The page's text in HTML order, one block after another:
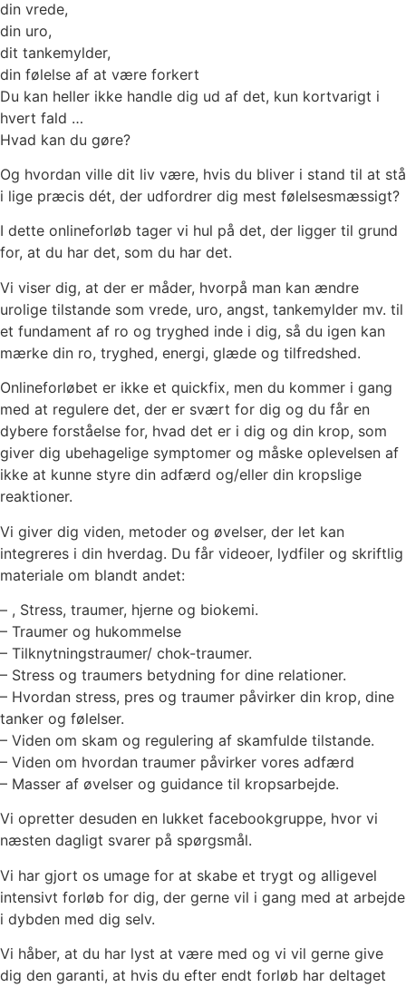
din vrede,
din uro,
dit tankemylder,
din følelse af at være forkert
Du kan heller ikke handle dig ud af det, kun kortvarigt i
hvert fald …
Hvad kan du gøre?
Og hvordan ville dit liv være, hvis du bliver i stand til at stå
i lige præcis dét, der udfordrer dig mest følelsesmæssigt?
I dette onlineforløb tager vi hul på det, der ligger til grund
for, at du har det, som du har det.
Vi viser dig, at der er måder, hvorpå man kan ændre
urolige tilstande som vrede, uro, angst, tankemylder mv. til
et fundament af ro og tryghed inde i dig, så du igen kan
mærke din ro, tryghed, energi, glæde og tilfredshed.
Onlineforløbet er ikke et quickfix, men du kommer i gang
med at regulere det, der er svært for dig og du får en
dybere forståelse for, hvad det er i dig og din krop, som
giver dig ubehagelige symptomer og måske oplevelsen af
ikke at kunne styre din adfærd og/eller din kropslige
reaktioner.
Vi giver dig viden, metoder og øvelser, der let kan
integreres i din hverdag. Du får videoer, lydfiler og skriftlig
materiale om blandt andet:
– , Stress, traumer, hjerne og biokemi.
– Traumer og hukommelse
– Tilknytningstraumer/ chok-traumer.
– Stress og traumers betydning for dine relationer.
– Hvordan stress, pres og traumer påvirker din krop, dine
tanker og følelser.
– Viden om skam og regulering af skamfulde tilstande.
– Viden om hvordan traumer påvirker vores adfærd
– Masser af øvelser og guidance til kropsarbejde.
Vi opretter desuden en lukket facebookgruppe, hvor vi
næsten dagligt svarer på spørgsmål.
Vi har gjort os umage for at skabe et trygt og alligevel
intensivt forløb for dig, der gerne vil i gang med at arbejde
i dybden med dig selv.
Vi håber, at du har lyst at være med og vi vil gerne give
dig den garanti, at hvis du efter endt forløb har deltaget